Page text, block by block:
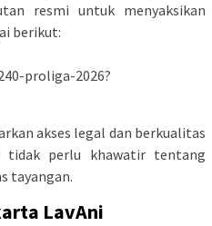
resmi untuk menyaksikan
berikut:
proliga-2026?
akses legal dan berkualitas
tidak perlu khawatir tentang
tayangan.
LavAni